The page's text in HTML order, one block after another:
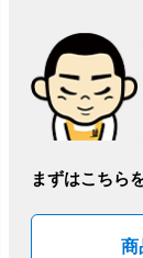
まずはこちら
商